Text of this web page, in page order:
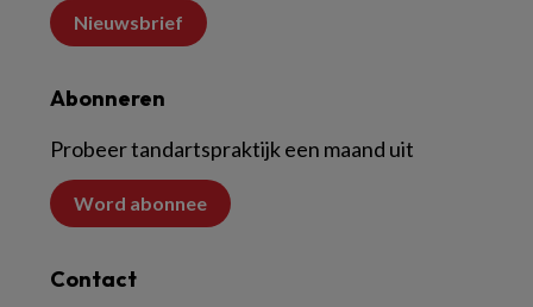
Nieuwsbrief
Abonneren
Probeer tandartspraktijk een maand uit
Word abonnee
Contact